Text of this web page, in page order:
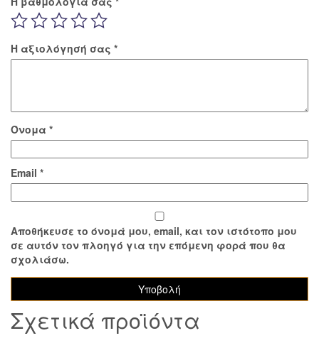
Η αξιολόγησή σας *
Όνομα *
Email *
Αποθήκευσε το όνομά μου, email, και τον ιστότοπο μου
σε αυτόν τον πλοηγό για την επόμενη φορά που θα
σχολιάσω.
Σχετικά προϊόντα